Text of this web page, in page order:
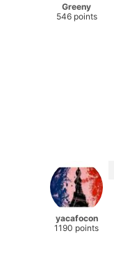
Greeny
546 points
yacafocon
1190 points